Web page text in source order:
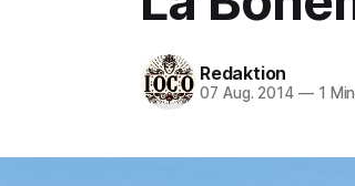
Redaktion
07 Aug. 2014 —1